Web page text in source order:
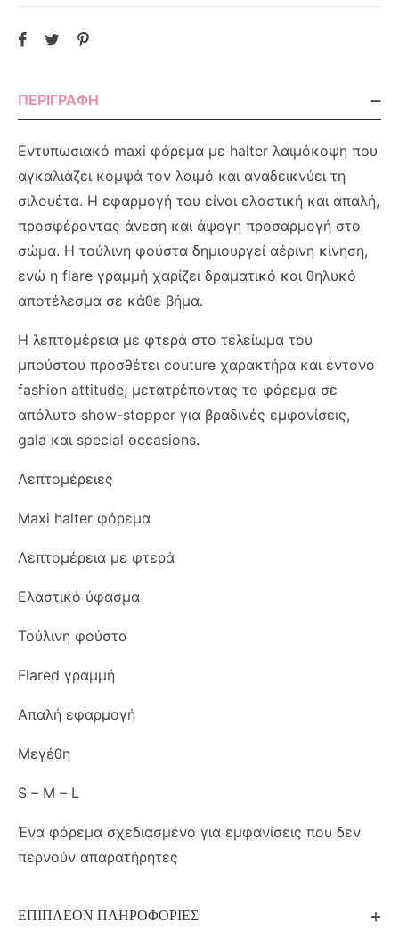
ΠΕΡΙΓΡΑΦΉ
Εντυπωσιακό maxi φόρεμα με halter λαιμόκοψη που
αγκαλιάζει κομψά τον λαιμό και αναδεικνύει τη
σιλουέτα. Η εφαρμογή του είναι ελαστική και απαλή,
προσφέροντας άνεση και άψογη προσαρμογή στο
σώμα. Η τούλινη φούστα δημιουργεί αέρινη κίνηση,
ενώ η flare γραμμή χαρίζει δραματικό και θηλυκό
αποτέλεσμα σε κάθε βήμα.
Η λεπτομέρεια με φτερά στο τελείωμα του
μπούστου προσθέτει couture χαρακτήρα και έντονο
fashion attitude, μετατρέποντας το φόρεμα σε
απόλυτο show-stopper για βραδινές εμφανίσεις,
gala και special occasions.
Λεπτομέρειες
Maxi halter φόρεμα
Λεπτομέρεια με φτερά
Ελαστικό ύφασμα
Τούλινη φούστα
Flared γραμμή
Απαλή εφαρμογή
Μεγέθη
S – M – L
Ένα φόρεμα σχεδιασμένο για εμφανίσεις που δεν
περνούν απαρατήρητες
ΕΠΙΠΛΈΟΝ ΠΛΗΡΟΦΟΡΊΕΣ